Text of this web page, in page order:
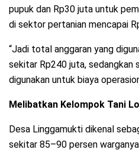
pupuk dan Rp30 juta untuk
di sektor pertanian mencapai
“Jadi total anggaran yang
sekitar Rp240 juta, sedangkan
digunakan untuk biaya
Melibatkan Kelompok Tani
Desa Linggamukti dikenal
sekitar 85–90 persen